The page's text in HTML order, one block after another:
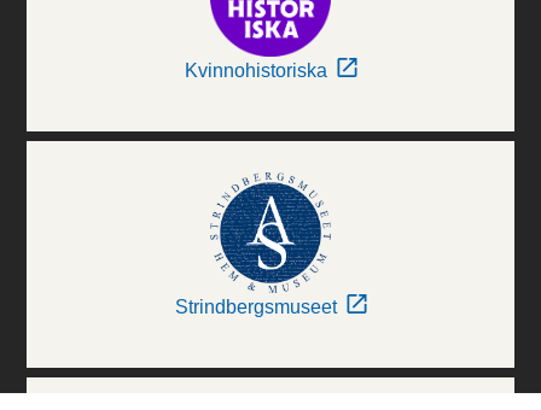
Kvinnohistoriska
Strindbergsmuseet